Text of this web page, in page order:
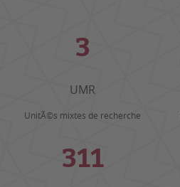
3
UMR
UnitÃ©s mixtes de recherche
311